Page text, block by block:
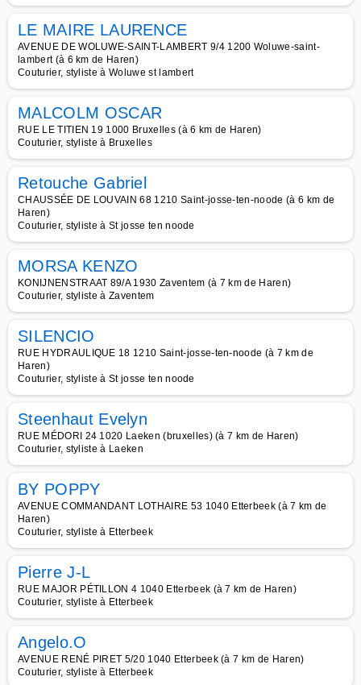
LE MAIRE LAURENCE
AVENUE DE WOLUWE-SAINT-LAMBERT 9/4 1200 Woluwe-saint-
lambert (à 6 km de Haren)
Couturier, styliste à Woluwe st lambert
MALCOLM OSCAR
RUE LE TITIEN 19 1000 Bruxelles (à 6 km de Haren)
Couturier, styliste à Bruxelles
Retouche Gabriel
CHAUSSÉE DE LOUVAIN 68 1210 Saint-josse-ten-noode (à 6 km de
Haren)
Couturier, styliste à St josse ten noode
MORSA KENZO
KONIJNENSTRAAT 89/A 1930 Zaventem (à 7 km de Haren)
Couturier, styliste à Zaventem
SILENCIO
RUE HYDRAULIQUE 18 1210 Saint-josse-ten-noode (à 7 km de
Haren)
Couturier, styliste à St josse ten noode
Steenhaut Evelyn
RUE MÉDORI 24 1020 Laeken (bruxelles) (à 7 km de Haren)
Couturier, styliste à Laeken
BY POPPY
AVENUE COMMANDANT LOTHAIRE 53 1040 Etterbeek (à 7 km de
Haren)
Couturier, styliste à Etterbeek
Pierre J-L
RUE MAJOR PÉTILLON 4 1040 Etterbeek (à 7 km de Haren)
Couturier, styliste à Etterbeek
Angelo.O
AVENUE RENÉ PIRET 5/20 1040 Etterbeek (à 7 km de Haren)
Couturier, styliste à Etterbeek